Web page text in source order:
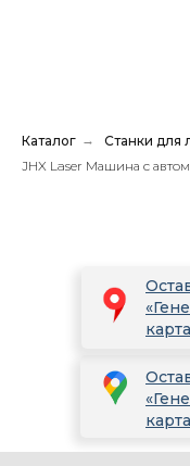
Каталог → Станки для
JHX Laser Машина с